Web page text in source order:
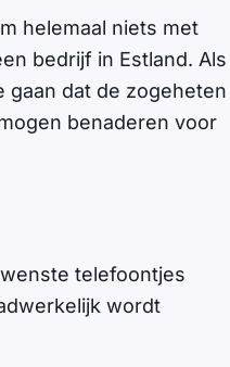
helemaal niets met
bedrijf in Estland. Als
gaan dat de zogeheten
benaderen voor
telefoontjes
wordt